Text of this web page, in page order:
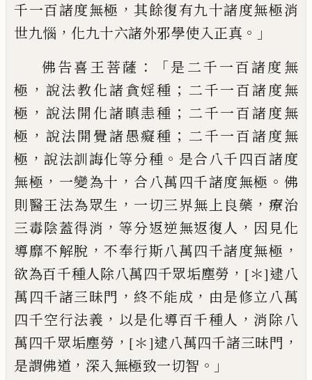
千一百諸度無極 ，其餘復有九十諸度無極消
世九惱 ， 化九十六諸外邪學使入正真 。」
佛告喜王菩薩 ：「是二千一百諸度無
極 ， 說法教化諸貪婬種 ； 二千一百諸度無
極 ， 說法開化諸瞋恚種 ； 二千一百諸度無
極 ， 說法開覺諸愚癡種 ； 二千一百諸度無
極 ，說法訓誨化等分種 。 是合八千四百諸度
無極 ， 一變為十 ， 合八萬四千諸度無極 。 佛
則醫王法為眾生 ， 一切三界無上良藥 ， 療治
三毒陰蓋得消 ， 等分返逆無返復人 ， 因見化
導靡不解脫 ，不奉行斯八萬四千諸度無極 ，
欲為百千種人除八萬四千眾垢塵勞 ， [＊]逮八
萬四千諸三昧門 ， 終不能成 ， 由是修立八萬
四千空行法義 ， 以是化導百千種人 ， 消除八
萬四千眾垢塵勞 ， [＊]逮八萬四千諸三昧門 ，
是謂佛道 ， 深入無極致一切智 。」